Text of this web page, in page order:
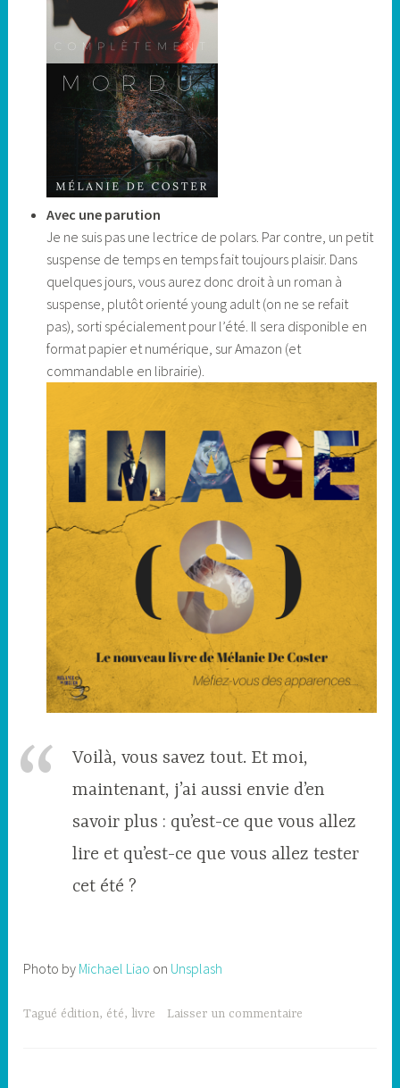
Avec une parution
Je ne suis pas une lectrice de polars. Par contre, un petit
suspense de temps en temps fait toujours plaisir. Dans
quelques jours, vous aurez donc droit à un roman à
suspense, plutôt orienté young adult (on ne se refait
pas), sorti spécialement pour l’été. Il sera disponible en
format papier et numérique, sur Amazon (et
commandable en librairie).
Voilà, vous savez tout. Et moi,
maintenant, j’ai aussi envie d’en
savoir plus : qu’est-ce que vous allez
lire et qu’est-ce que vous allez tester
cet été ?
Photo by Michael Liao on Unsplash
Tagué édition, été, livre Laisser un commentaire